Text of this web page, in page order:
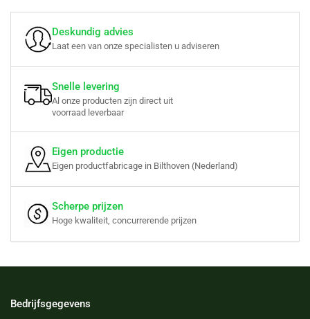
Deskundig advies
Laat een van onze specialisten u adviseren
Snelle levering
Al onze producten zijn direct uit
voorraad leverbaar
Eigen productie
Eigen productfabricage in Bilthoven (Nederland)
Scherpe prijzen
Hoge kwaliteit, concurrerende prijzen
Bedrijfsgegevens